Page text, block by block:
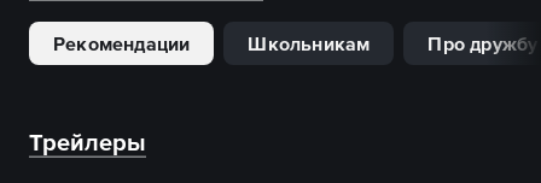
Рекомендации Школьникам Про дружбу
Трейлеры